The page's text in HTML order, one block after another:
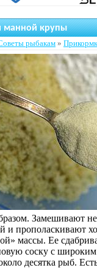
манной крупы
рыбакам»
Замешивают
и прополаскивают
массы. Ее
соску с
десятка рыб.